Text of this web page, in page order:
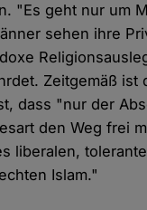
"Es geht nur um
sehen ihre
Zeitgemäß ist
dass "nur der
den Weg frei
liberalen,
Islam."